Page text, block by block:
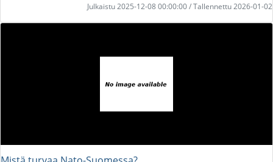
Julkaistu 2025-12-08 00:00:00 / Tallennettu 2026-01-02